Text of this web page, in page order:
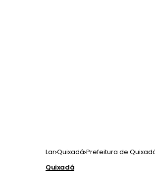
Lar Quixadá Prefeitura de
Quixadá